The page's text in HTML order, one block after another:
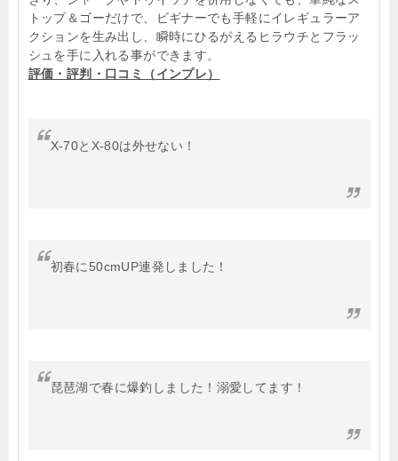
トップ＆ゴーだけで、ビギナーでも手軽にイレギュラーア
クションを生み出し、瞬時にひるがえるヒラウチとフラッ
シュを手に入れる事ができます。
評価・評判・口コミ（インプレ）
X-70とX-80は外せない！
初春に50cmUP連発しました！
琵琶湖で春に爆釣しました！溺愛してます！